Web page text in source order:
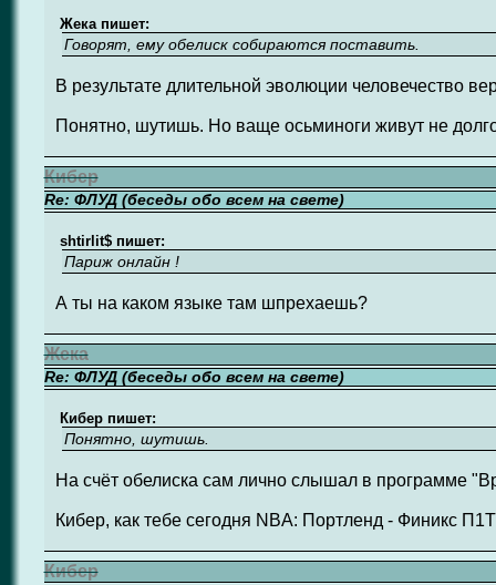
Жека пишет:
Говорят, ему обелиск собираются поставить.
В результате длительной эволюции человечество
Понятно, шутишь. Но ваще осьминоги живут не
Кибер
Re: ФЛУД (беседы обо всем на свете)
shtirlit$ пишет:
Париж онлайн !
А ты на каком языке там шпрехаешь?
Жека
Re: ФЛУД (беседы обо всем на свете)
Кибер пишет:
Понятно, шутишь.
На счёт обелиска сам лично слышал в программе
Кибер, как тебе сегодня NBA: Портленд - Финикс
Кибер